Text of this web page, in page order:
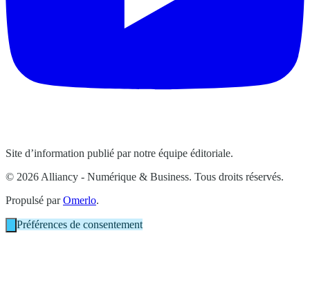
Site d’information publié par notre équipe éditoriale.
© 2026 Alliancy - Numérique & Business. Tous droits réservés.
Propulsé parOmerlo.
Préférences de consentement